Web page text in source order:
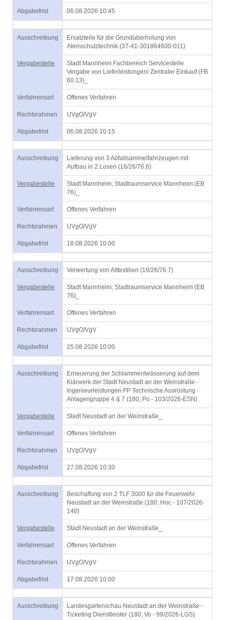
Abgabefrist 06.08.2026 10:45
Ausschreibung
Ersatzteile für die Grundüberholung von
Atemschutztechnik (37-41-301864600-011)
Vergabestelle
Stadt Mannheim Fachbereich Servicestelle
Vergabe von Lieferleistungen/ Zentraler Einkauf (FB
60.13)_
Verfahrensart Offenes Verfahren
Rechtsrahmen UVgO/VgV
Abgabefrist 06.08.2026 10:15
Ausschreibung
Lieferung von 3 Abfallsammelfahrzeugen mit
Aufbau in 2 Losen (16/26/76.6)
Vergabestelle
Stadt Mannheim, Stadtraumservice Mannheim (EB
76)_
Verfahrensart Offenes Verfahren
Rechtsrahmen UVgO/VgV
Abgabefrist 18.08.2026 10:00
Ausschreibung Verwertung von Alttextilien (19/26/76.7)
Vergabestelle
Stadt Mannheim, Stadtraumservice Mannheim (EB
76)_
Verfahrensart Offenes Verfahren
Rechtsrahmen UVgO/VgV
Abgabefrist 25.08.2026 10:00
Ausschreibung
Erneuerung der Schlammentwässerung auf dem
Klärwerk der Stadt Neustadt an der Weinstraße -
Ingenieurleistungen FP Technische Ausrüstung -
Anlagengruppe 4 & 7 (180, Po - 103/2026-ESN)
Vergabestelle Stadt Neustadt an der Weinstraße_
Verfahrensart Offenes Verfahren
Rechtsrahmen UVgO/VgV
Abgabefrist 27.08.2026 10:30
Ausschreibung
Beschaffung von 2 TLF 3000 für die Feuerwehr
Neustadt an der Weinstraße (180, Hoc - 107/2026-
140)
Vergabestelle Stadt Neustadt an der Weinstraße_
Verfahrensart Offenes Verfahren
Rechtsrahmen UVgO/VgV
Abgabefrist 17.08.2026 10:00
Ausschreibung
Landesgartenschau Neustadt an der Weinstraße -
Ticketing Dienstleister (180, Vo - 99/2026-LGS)